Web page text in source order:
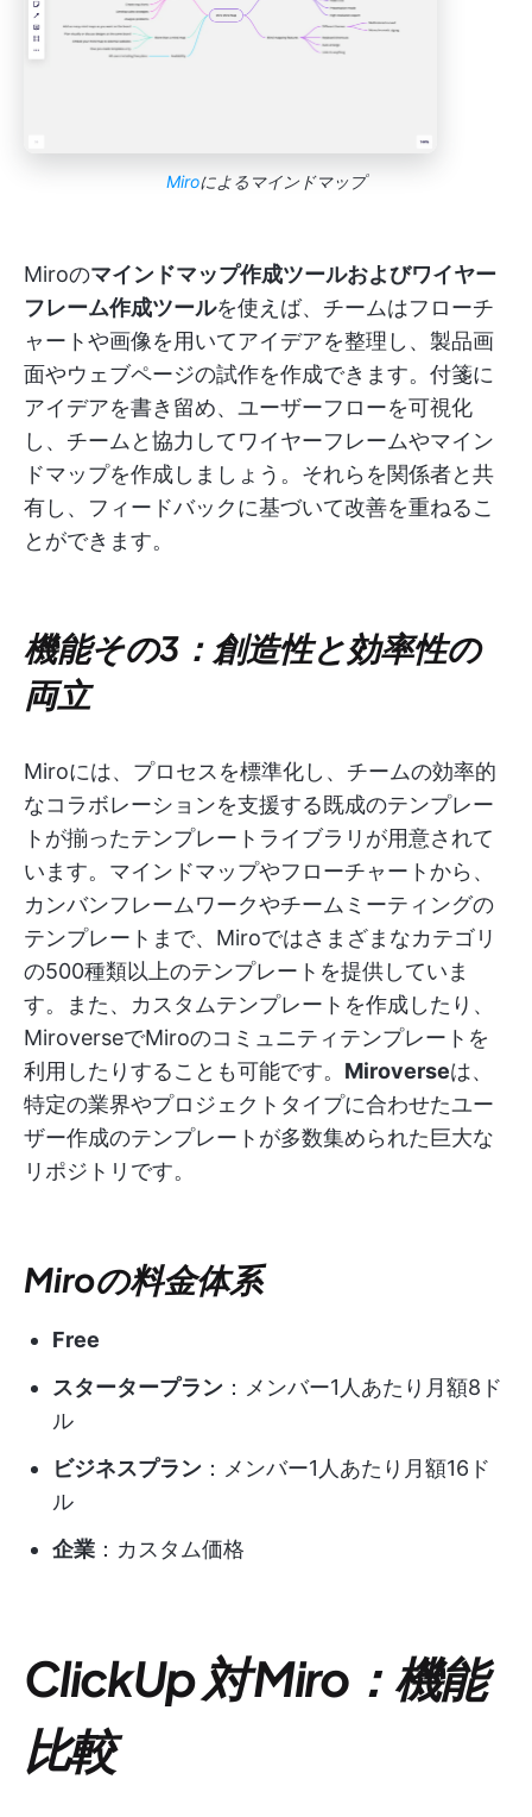
Miroによるマインドマップ
Miroのマインドマップ作成ツールおよびワイヤー
フレーム作成ツールを使えば、チームはフローチ
ャートや画像を用いてアイデアを整理し、製品画
面やウェブページの試作を作成できます。付箋に
アイデアを書き留め、ユーザーフローを可視化
し、チームと協力してワイヤーフレームやマイン
ドマップを作成しましょう。それらを関係者と共
有し、フィードバックに基づいて改善を重ねるこ
とができます。
機能その3：創造性と効率性の
両立
Miroには、プロセスを標準化し、チームの効率的
なコラボレーションを支援する既成のテンプレー
トが揃ったテンプレートライブラリが用意されて
います。マインドマップやフローチャートから、
カンバンフレームワークやチームミーティングの
テンプレートまで、Miroではさまざまなカテゴリ
の500種類以上のテンプレートを提供していま
す。また、カスタムテンプレートを作成したり、
MiroverseでMiroのコミュニティテンプレートを
利用したりすることも可能です。 Miroverseは、
特定の業界やプロジェクトタイプに合わせたユー
ザー作成のテンプレートが多数集められた巨大な
リポジトリです。
Miroの料金体系
Free
スタータープラン ：メンバー1人あたり月額8ド
ル
ビジネスプラン ：メンバー1人あたり月額16ド
ル
企業 ：カスタム価格
ClickUp 対 Miro：機能
比較